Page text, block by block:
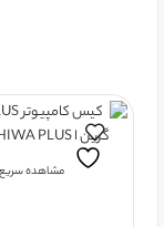
مشاهده سریع